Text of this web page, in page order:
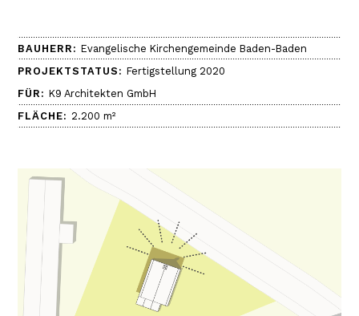
BAUHERR:Evangelische Kirchengemeinde Baden-Baden
PROJEKTSTATUS:Fertigstellung 2020
FÜR:K9 Architekten GmbH
FLÄCHE:2.200 m²